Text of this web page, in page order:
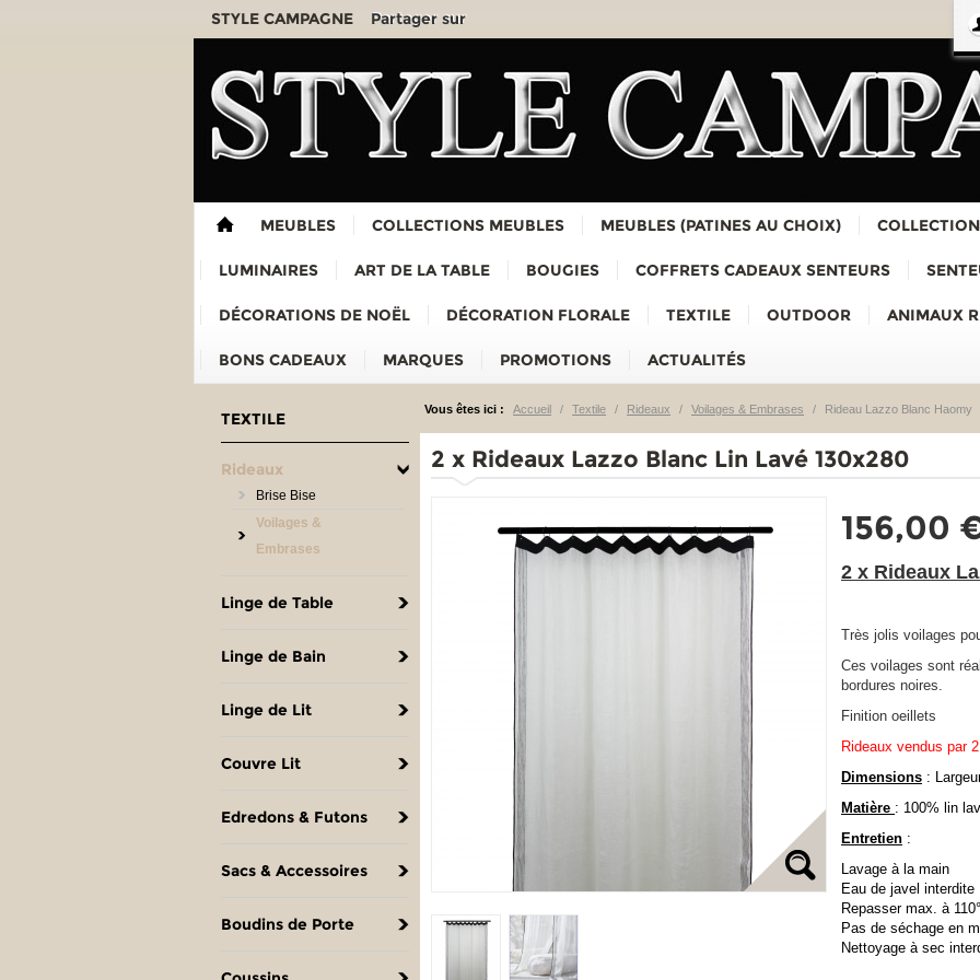
STYLE CAMPAGNE Partager sur
MEUBLES COLLECTIONS MEUBLES MEUBLES (PATINES AU CHOIX)
LUMINAIRES ART DE LA TABLE BOUGIES COFFRETS CADEAUX SENTEURS
DÉCORATIONS DE NOËL DÉCORATION FLORALE TEXTILE OUTDOOR ANIMAUX
BONS CADEAUX MARQUES PROMOTIONS ACTUALITÉS
TEXTILE
Rideaux
Brise Bise
Voilages &
Embrases
Linge de Table
Linge de Bain
Linge de Lit
Couvre Lit
Edredons & Futons
Sacs & Accessoires
Boudins de Porte
Vous êtes ici : Accueil / Textile / Rideaux / Voilages & Embrases / Rideau Lazzo Blanc Haomy
2 x Rideaux Lazzo Blanc Lin Lavé 130x280
156,00
2 x Rideaux
Très jolis voilages
Ces voilages sont
bordures noires.
Finition oeillets
Rideaux vendus par 2
Dimensions :
Matière : 100% lin
Entretien :
Lavage à la main
Eau de javel interdite
Repasser max. à
Pas de séchage en
Nettoyage à sec